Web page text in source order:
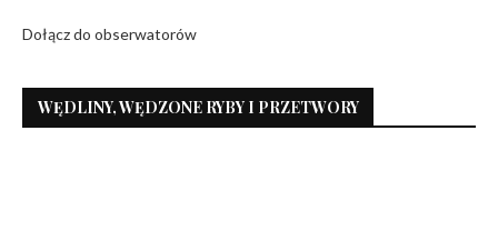
Dołącz do obserwatorów
WĘDLINY, WĘDZONE RYBY I PRZETWORY